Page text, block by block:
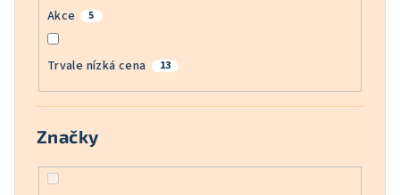
Akce 5
Trvale nízká cena 13
Značky